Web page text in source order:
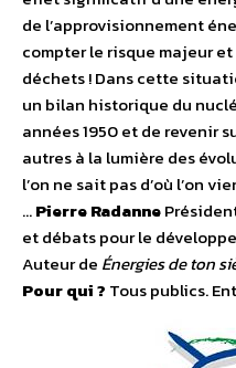
de l’approvisionnement
compter le risque majeur
déchets ! Dans cette
un bilan historique du
années 1950 et de revenir
autres à la lumière des
l’on ne sait pas d’où l’on
…Pierre Radanne
et débats pour le
Auteur de Énergies de ton
Pour qui ? Tous publics.